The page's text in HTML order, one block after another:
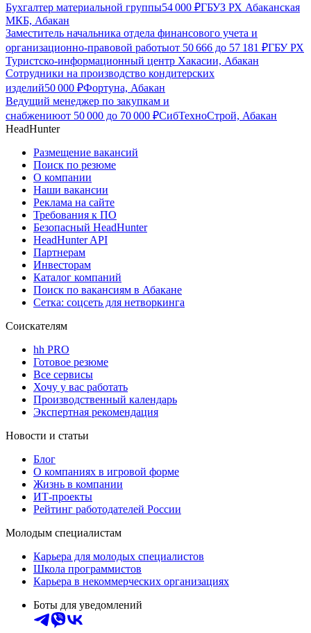
Бухгалтер материальной группы54 000 ₽ГБУЗ РХ Абаканская
МКБ, Абакан
Заместитель начальника отдела финансового учета и
организационно-правовой работыот 50 666 до 57 181 ₽ГБУ РХ
Туристско-информационный центр Хакасии, Абакан
Сотрудники на производство кондитерских
изделий50 000 ₽Фортуна, Абакан
Ведущий менеджер по закупкам и
снабжениюот 50 000 до 70 000 ₽СибТехноСтрой, Абакан
HeadHunter
Размещение вакансий
Поиск по резюме
О компании
Наши вакансии
Реклама на сайте
Требования к ПО
Безопасный HeadHunter
HeadHunter API
Партнерам
Инвесторам
Каталог компаний
Поиск по вакансиям в Абакане
Сетка: соцсеть для нетворкинга
Соискателям
hh PRO
Готовое резюме
Все сервисы
Хочу у вас работать
Производственный календарь
Экспертная рекомендация
Новости и статьи
Блог
О компаниях в игровой форме
Жизнь в компании
ИТ-проекты
Рейтинг работодателей России
Молодым специалистам
Карьера для молодых специалистов
Школа программистов
Карьера в некоммерческих организациях
Боты для уведомлений